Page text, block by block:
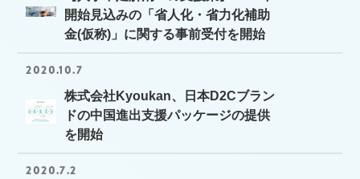
開始見込みの「省人化・省力化補助
金(仮称)」に関する事前受付を開始
2020.10.7
株式会社Kyoukan、日本D2Cブラン
ドの中国進出支援パッケージの提供
を開始
2020.7.2